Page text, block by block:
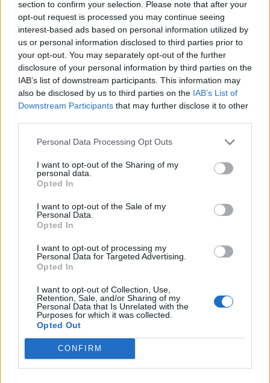
section to confirm your selection. Please note that after your
opt-out request is processed you may continue seeing
interest-based ads based on personal information utilized by
us or personal information disclosed to third parties prior to
your opt-out. You may separately opt-out of the further
disclosure of your personal information by third parties on the
IAB’s list of downstream participants. This information may
also be disclosed by us to third parties on the IAB’s List of
Downstream Participants that may further disclose it to other
Personal Data Processing Opt Outs
I want to opt-out of the Sharing of my
personal data.
Opted In
I want to opt-out of the Sale of my
Personal Data.
Opted In
I want to opt-out of processing my
Personal Data for Targeted Advertising.
Opted In
I want to opt-out of Collection, Use,
Retention, Sale, and/or Sharing of my
Personal Data that Is Unrelated with the
Purposes for which it was collected.
Opted Out
CONFIRM
três horas
Petição para repetir a final do Mundial
já reúne mais de 80 mil assinaturas
Pelotão Sub-23 disputa Volta a
Portugal do Futuro a partir de quinta-
feira